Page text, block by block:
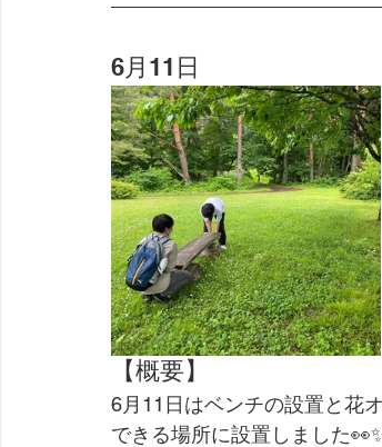
6月11日
【概要】
6月11日はベンチの設置と花
できる場所に設置しました